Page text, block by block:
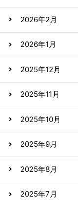
2026年2月
2026年1月
2025年12月
2025年11月
2025年10月
2025年9月
2025年8月
2025年7月